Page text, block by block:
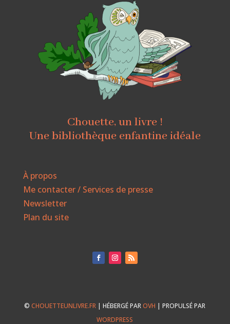
Chouette, un livre !
Une bibliothèque enfantine idéale
À propos
Me contacter / Services de presse
Newsletter
Plan du site
©CHOUETTEUNLIVRE.FR | HÉBERGÉ PAROVH | PROPULSÉ PAR
WORDPRESS